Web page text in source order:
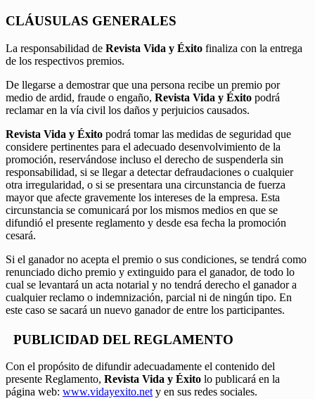
CLÁUSULAS GENERALES
La responsabilidad de Revista Vida y Éxito finaliza con la entrega
de los respectivos premios.
De llegarse a demostrar que una persona recibe un premio por
medio de ardid, fraude o engaño, Revista Vida y Éxito podrá
reclamar en la vía civil los daños y perjuicios causados.
Revista Vida y Éxito podrá tomar las medidas de seguridad que
considere pertinentes para el adecuado desenvolvimiento de la
promoción, reservándose incluso el derecho de suspenderla sin
responsabilidad, si se llegar a detectar defraudaciones o cualquier
otra irregularidad, o si se presentara una circunstancia de fuerza
mayor que afecte gravemente los intereses de la empresa. Esta
circunstancia se comunicará por los mismos medios en que se
difundió el presente reglamento y desde esa fecha la promoción
cesará.
Si el ganador no acepta el premio o sus condiciones, se tendrá como
renunciado dicho premio y extinguido para el ganador, de todo lo
cual se levantará un acta notarial y no tendrá derecho el ganador a
cualquier reclamo o indemnización, parcial ni de ningún tipo. En
este caso se sacará un nuevo ganador de entre los participantes.
PUBLICIDAD DEL REGLAMENTO
Con el propósito de difundir adecuadamente el contenido del
presente Reglamento, Revista Vida y Éxito lo publicará en la
página web: www.vidayexito.nety en sus redes sociales.